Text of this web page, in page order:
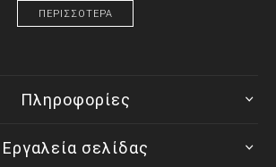
ΠΕΡΙΣΣΟΤΕΡΑ
Πληροφορίες
Εργαλεία σελίδας